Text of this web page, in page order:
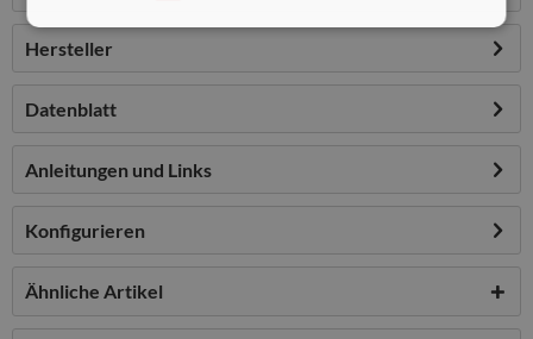
Hersteller
Datenblatt
Anleitungen und Links
Konfigurieren
Ähnliche Artikel